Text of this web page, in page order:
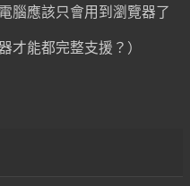
腦應該只會用到瀏覽器了
才能都完整支援？）